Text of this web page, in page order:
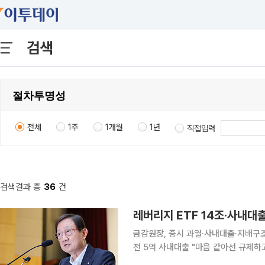
검색
전체 1주 1개월 1년 직접입력
검색결과 총 36 건
금감원장, 증시 과열·사내대출·지배
전 5억 사내대출 "마음 같아선 규제하고 싶다" 최근 증시 활황 속에 ‘빚투(빚내